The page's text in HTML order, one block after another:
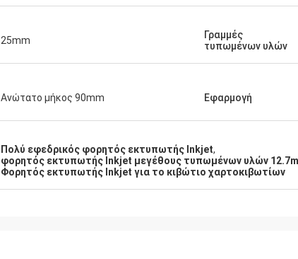
25mm
Γραμμές
τυπωμένων υλών
Ανώτατο μήκος 90mm Εφαρμογή
Πολύ εφεδρικός φορητός εκτυπωτής Inkjet,
φορητός εκτυπωτής Inkjet μεγέθους τυπωμένων υλών
Φορητός εκτυπωτής Inkjet για το κιβώτιο χαρτοκιβωτίων